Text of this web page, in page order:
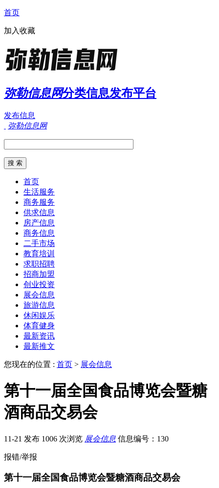
首页
加入收藏
弥勒信息网分类信息发布平台
发布信息
弥勒信息网
首页
生活服务
商务服务
供求信息
房产信息
商务信息
二手市场
教育培训
求职招聘
招商加盟
创业投资
展会信息
旅游信息
休闲娱乐
体育健身
最新资讯
最新推文
您现在的位置 : 首页 > 展会信息
第十一届全国食品博览会暨糖
酒商品交易会
11-21 发布 1006 次浏览 展会信息 信息编号：130
报错/举报
第十一届全国食品博览会暨糖酒商品交易会